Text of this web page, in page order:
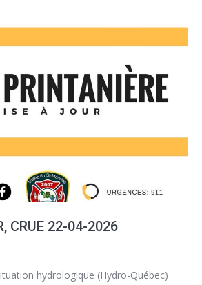
CRUE 22-04-2026
hydrologique (Hydro-Québec)